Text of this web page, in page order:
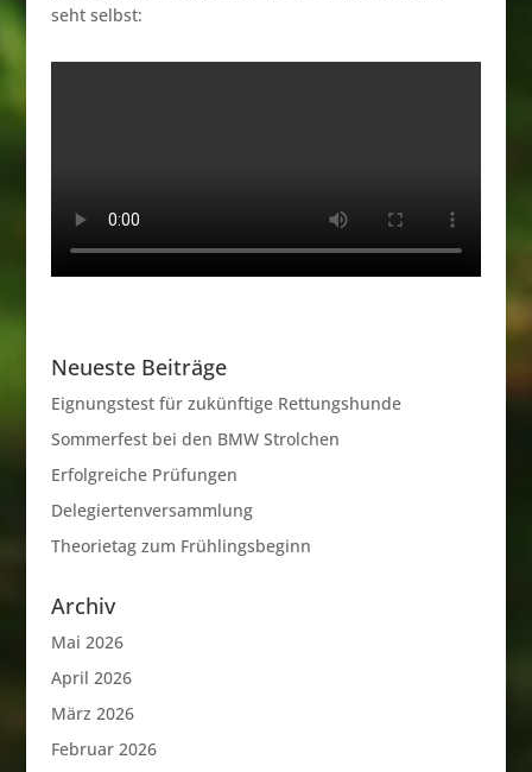
seht selbst:
Neueste Beiträge
Eignungstest für zukünftige Rettungshunde
Sommerfest bei den BMW Strolchen
Erfolgreiche Prüfungen
Delegiertenversammlung
Theorietag zum Frühlingsbeginn
Archiv
Mai 2026
April 2026
März 2026
Februar 2026